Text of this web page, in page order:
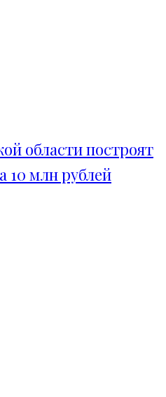
области построят
10 млн рублей